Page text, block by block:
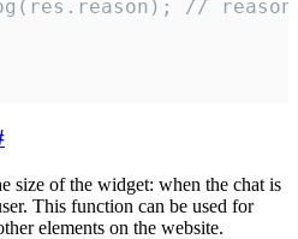
//
size of the widget: when the chat is
This function can be used for
elements on the website.